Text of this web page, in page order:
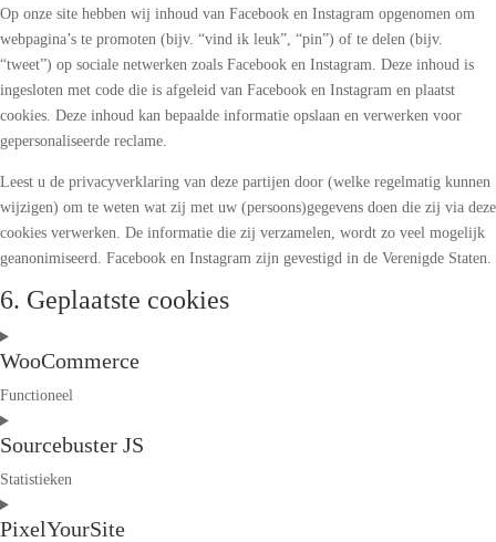
Op onze site hebben wij inhoud van Facebook en Instagram opgenomen om
webpagina’s te promoten (bijv. “vind ik leuk”, “pin”) of te delen (bijv.
“tweet”) op sociale netwerken zoals Facebook en Instagram. Deze inhoud is
ingesloten met code die is afgeleid van Facebook en Instagram en plaatst
cookies. Deze inhoud kan bepaalde informatie opslaan en verwerken voor
gepersonaliseerde reclame.
Leest u de privacyverklaring van deze partijen door (welke regelmatig kunnen
wijzigen) om te weten wat zij met uw (persoons)gegevens doen die zij via deze
cookies verwerken. De informatie die zij verzamelen, wordt zo veel mogelijk
geanonimiseerd. Facebook en Instagram zijn gevestigd in de Verenigde Staten.
6. Geplaatste cookies
WooCommerce
Functioneel
Consent
to
service
woocommerce
Sourcebuster JS
Statistieken
Consent
to
PixelYourSite